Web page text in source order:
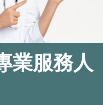
業服務人